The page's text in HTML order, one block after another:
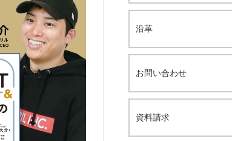
沿革
お問い合わせ
資料請求